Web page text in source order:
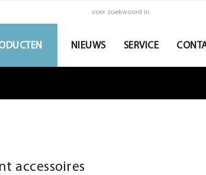
NIEUWS SERVICE
accessoires